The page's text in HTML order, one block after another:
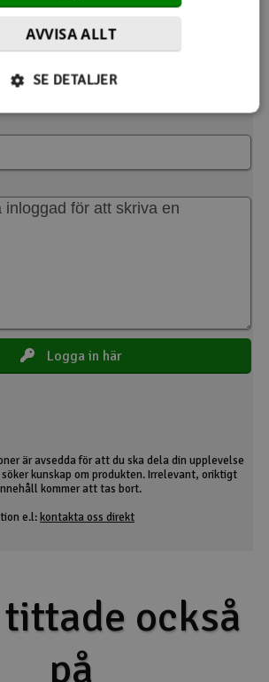
Set
Logga in här
är avsedda för att du ska dela din upplevelse
kunskap om produkten. Irrelevant, oriktigt
kommer att tas bort.
e.l: kontakta oss direkt
också
på
AVVISA ALLT
SE DETALJER